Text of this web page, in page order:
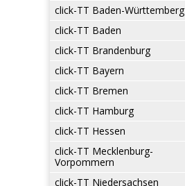
click-TT Baden-Württemberg
click-TT Baden
click-TT Brandenburg
click-TT Bayern
click-TT Bremen
click-TT Hamburg
click-TT Hessen
click-TT Mecklenburg-
Vorpommern
click-TT Niedersachsen